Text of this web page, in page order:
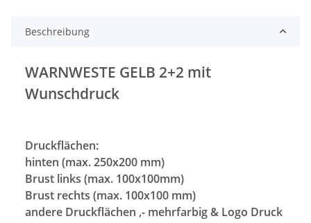
Beschreibung
WARNWESTE GELB 2+2 mit
Wunschdruck
Druckflächen:
hinten (max. 250x200 mm)
Brust links (max. 100x100mm)
Brust rechts (max. 100x100 mm)
andere Druckflächen ,- mehrfarbig & Logo Druck